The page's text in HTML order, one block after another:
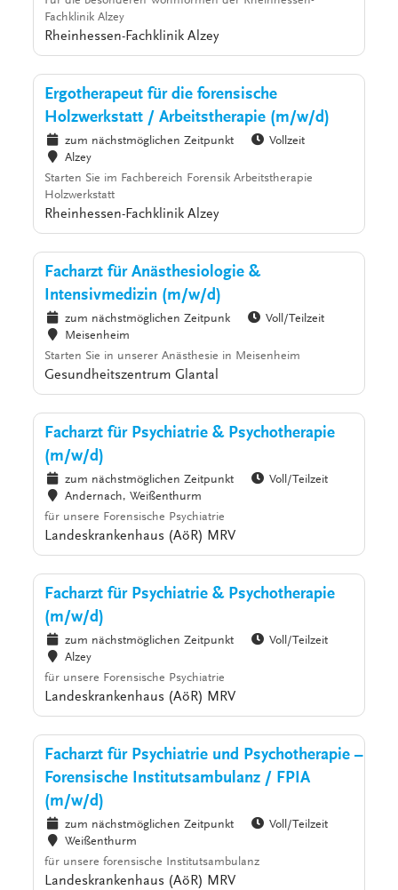
Fachklinik Alzey
Rheinhessen-Fachklinik Alzey
Ergotherapeut für die forensische
Holzwerkstatt / Arbeitstherapie (m/w/d)
zum nächstmöglichen Zeitpunkt
Vollzeit
Alzey
Starten Sie im Fachbereich Forensik Arbeitstherapie
Holzwerkstatt
Rheinhessen-Fachklinik Alzey
Facharzt für Anästhesiologie &
Intensivmedizin (m/w/d)
zum nächstmöglichen Zeitpunk
Voll/Teilzeit
Meisenheim
Starten Sie in unserer Anästhesie in Meisenheim
Gesundheitszentrum Glantal
Facharzt für Psychiatrie & Psychotherapie
(m/w/d)
zum nächstmöglichen Zeitpunkt
Voll/Teilzeit
Andernach, Weißenthurm
für unsere Forensische Psychiatrie
Landeskrankenhaus (AöR) MRV
Facharzt für Psychiatrie & Psychotherapie
(m/w/d)
zum nächstmöglichen Zeitpunkt
Voll/Teilzeit
Alzey
für unsere Forensische Psychiatrie
Landeskrankenhaus (AöR) MRV
Facharzt für Psychiatrie und Psychotherapie –
Forensische Institutsambulanz / FPIA
(m/w/d)
zum nächstmöglichen Zeitpunkt
Voll/Teilzeit
Weißenthurm
für unsere forensische Institutsambulanz
Landeskrankenhaus (AöR) MRV